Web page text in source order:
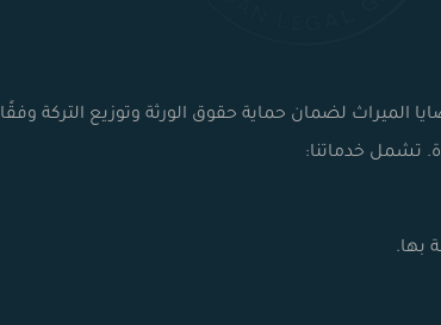
الميراث لضمان حماية حقوق الورثة وتوزيع التركة وفقًا
تشمل خدماتنا:
بها.